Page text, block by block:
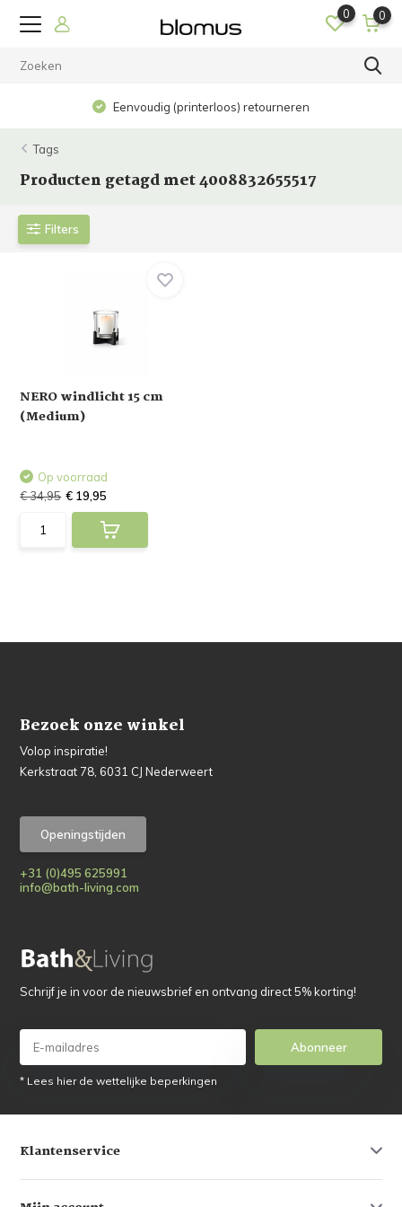
0 0
Eenvoudig (printerloos) retourneren
Tags
Producten getagd met 4008832655517
Filters
NERO windlicht 15 cm
(Medium)
Op voorraad
€ 34,95 € 19,95
Bezoek onze winkel
Volop inspiratie!
Kerkstraat 78, 6031 CJ Nederweert
Openingstijden
+31 (0)495 625991
info@bath-living.com
Schrijf je in voor de nieuwsbrief en ontvang direct 5% korting!
Abonneer
* Lees hier de wettelijke beperkingen
Klantenservice